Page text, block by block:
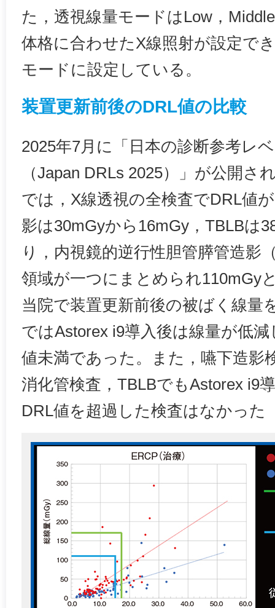
た，透視線量モードはLow，
体格に合わせたX線照射が設定で
モードに設定している。
装置更新前後のDRL値の比較
2025年7月に「日本の診断参考レ
（Japan DRLs 2025）」が公開さ
では，X線透視の全検査でDRL値
影は30mGyから16mGy，TBLBは
り，内視鏡的逆行性胆管膵管造影
領域が一つにまとめられ110mGy
当院で装置更新前後の被ばく線量
ではAstorex i9導入後は線量が低
値未満であった。また，嚥下造影
消化管検査，TBLBでもAstorex i9
DRL値を超過した検査はなかった